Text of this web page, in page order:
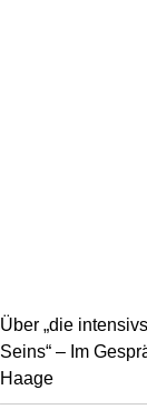
Über „die
Seins“ – Im
Haage